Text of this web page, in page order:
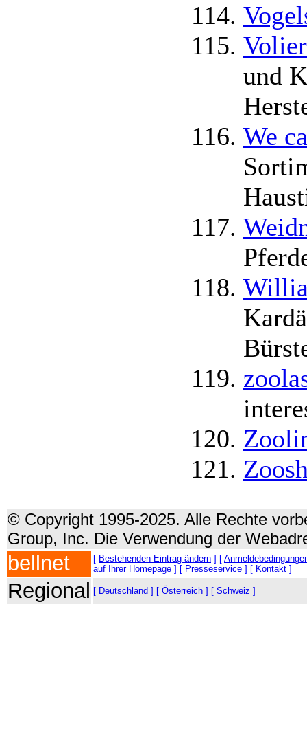
und
We
© Copyright 1995-2025. Alle Rechte
Group, Inc. Die Verwendung der
bellnet [ Bestehenden Eintrag ändern ] [
auf Ihrer Homepage ] [ Presseservice ] [ Kontakt ]
Regional [ Deutschland ] [ Österreich ] [ Schweiz ]